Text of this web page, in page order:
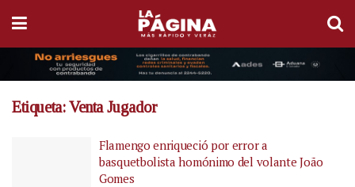
Etiqueta:Venta Jugador
Flamengo enriqueció por error a
basquetbolista homónimo del volante João
Gomes